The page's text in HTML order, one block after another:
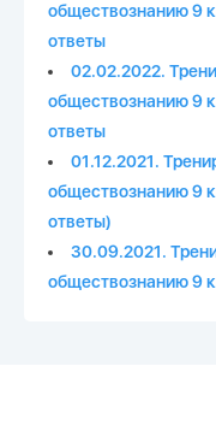
обществознанию 9
ответы
02.02.2022.
обществознанию 9
ответы
01.12.2021.
обществознанию 9
ответы)
30.09.2021.
обществознанию 9